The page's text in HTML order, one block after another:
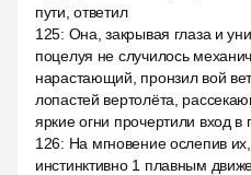
пути, ответил
125: Она, закрывая глаза и
поцелуя не случилось
нарастающий, пронзил вой
лопастей вертолёта,
яркие огни прочертили вход в
126: На мгновение ослепив
инстинктивно 1 плавным